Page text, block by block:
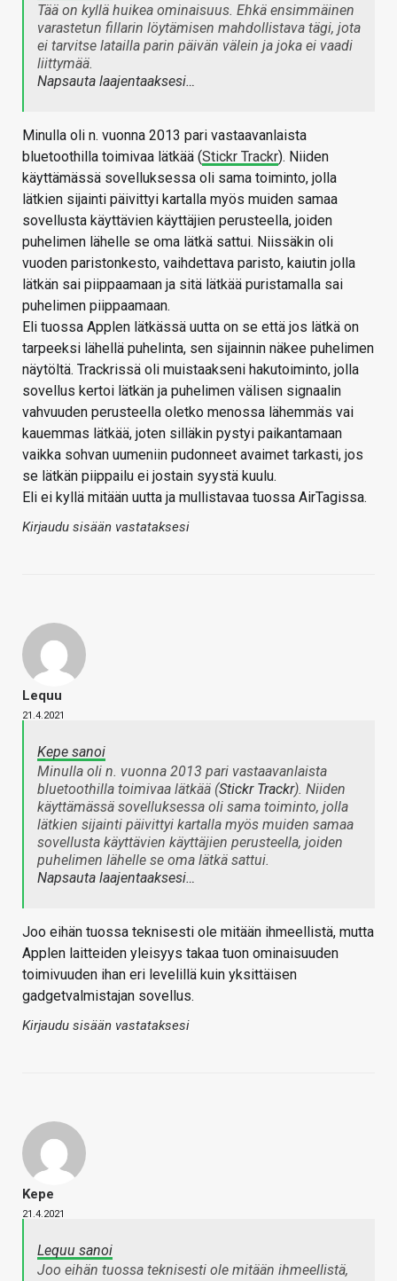
Tää on kyllä huikea ominaisuus. Ehkä ensimmäinen
varastetun fillarin löytämisen mahdollistava tägi, jota
ei tarvitse latailla parin päivän välein ja joka ei vaadi
liittymää.
Napsauta laajentaaksesi…
Minulla oli n. vuonna 2013 pari vastaavanlaista
bluetoothilla toimivaa lätkää (Stickr Trackr). Niiden
käyttämässä sovelluksessa oli sama toiminto, jolla
lätkien sijainti päivittyi kartalla myös muiden samaa
sovellusta käyttävien käyttäjien perusteella, joiden
puhelimen lähelle se oma lätkä sattui. Niissäkin oli
vuoden paristonkesto, vaihdettava paristo, kaiutin jolla
lätkän sai piippaamaan ja sitä lätkää puristamalla sai
puhelimen piippaamaan.
Eli tuossa Applen lätkässä uutta on se että jos lätkä on
tarpeeksi lähellä puhelinta, sen sijainnin näkee puhelimen
näytöltä. Trackrissä oli muistaakseni hakutoiminto, jolla
sovellus kertoi lätkän ja puhelimen välisen signaalin
vahvuuden perusteella oletko menossa lähemmäs vai
kauemmas lätkää, joten silläkin pystyi paikantamaan
vaikka sohvan uumeniin pudonneet avaimet tarkasti, jos
se lätkän piippailu ei jostain syystä kuulu.
Eli ei kyllä mitään uutta ja mullistavaa tuossa AirTagissa.
Kirjaudu sisään vastataksesi
Lequu
21.4.2021
Kepe sanoi
Minulla oli n. vuonna 2013 pari vastaavanlaista
bluetoothilla toimivaa lätkää (Stickr Trackr). Niiden
käyttämässä sovelluksessa oli sama toiminto, jolla
lätkien sijainti päivittyi kartalla myös muiden samaa
sovellusta käyttävien käyttäjien perusteella, joiden
puhelimen lähelle se oma lätkä sattui.
Napsauta laajentaaksesi…
Joo eihän tuossa teknisesti ole mitään ihmeellistä, mutta
Applen laitteiden yleisyys takaa tuon ominaisuuden
toimivuuden ihan eri levelillä kuin yksittäisen
gadgetvalmistajan sovellus.
Kirjaudu sisään vastataksesi
Kepe
21.4.2021
Lequu sanoi
Joo eihän tuossa teknisesti ole mitään ihmeellistä,